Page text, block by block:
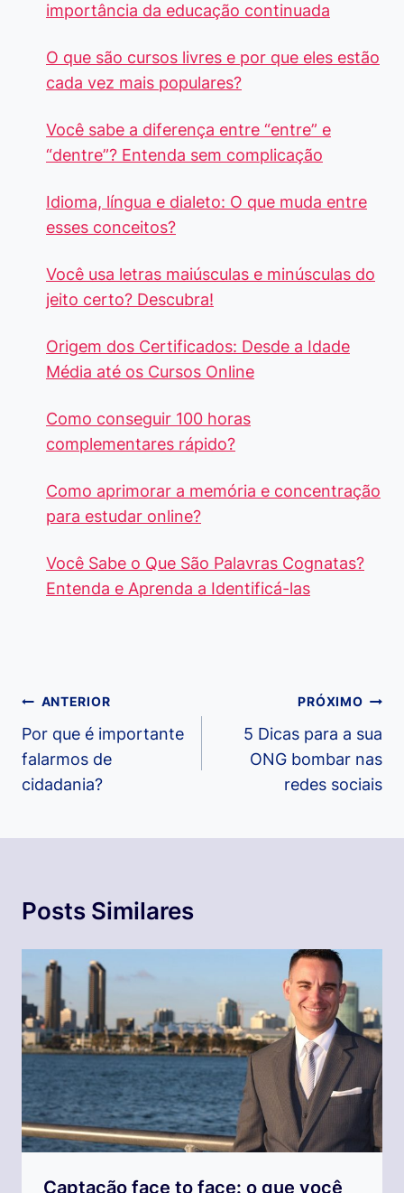
importância da educação continuada
O que são cursos livres e por que eles estão
cada vez mais populares?
Você sabe a diferença entre “entre” e
“dentre”? Entenda sem complicação
Idioma, língua e dialeto: O que muda entre
esses conceitos?
Você usa letras maiúsculas e minúsculas do
jeito certo? Descubra!
Origem dos Certificados: Desde a Idade
Média até os Cursos Online
Como conseguir 100 horas
complementares rápido?
Como aprimorar a memória e concentração
para estudar online?
Você Sabe o Que São Palavras Cognatas?
Entenda e Aprenda a Identificá-las
Navegação
de
Post
ANTERIOR
Por que é importante
falarmos de
cidadania?
PRÓXIMO
5 Dicas para a sua
ONG bombar nas
redes sociais
Posts Similares
Captação face to face: o que você